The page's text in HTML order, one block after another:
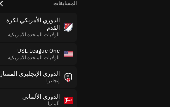
المسابقات
الدوري الأمريكي لكرة
القدم
الولايات المتحدة الأمريكية
USL League One
الولايات المتحدة الأمريكية
الدوري الإنجليزي الممتاز
إنجلترا
الدوري الألماني
ألمانيا